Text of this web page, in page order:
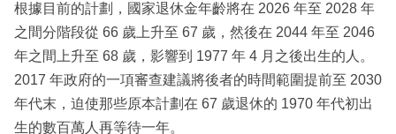
根據目前的計劃，國家退休金年齡將在 2026 年至 2028 年
之間分階段從 66 歲上升至 67 歲，然後在 2044 年至 2046
年之間上升至 68 歲，影響到 1977 年 4 月之後出生的人。
2017 年政府的一項審查建議將後者的時間範圍提前至 2030
年代末，迫使那些原本計劃在 67 歲退休的 1970 年代初出
生的數百萬人再等待一年。